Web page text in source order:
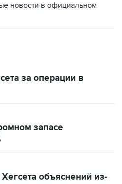
новости в официальном
за операции в
запасе
объяснений из-